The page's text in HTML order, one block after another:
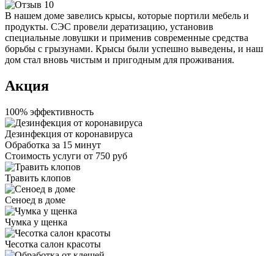
В нашем доме завелись крысы, которые портили мебель и
продукты. СЭС провели дератизацию, установив
специальные ловушки и применив современные средства
борьбы с грызунами. Крысы были успешно выведены, и наш
дом стал вновь чистым и пригодным для проживания.
Акция
100% эффективность
Дезинфекция от коронавируса
Обработка за 15 минут
Стоимость услуги от 750 руб
Травить клопов
Сеноед в доме
Чумка у щенка
Чесотка салон красоты